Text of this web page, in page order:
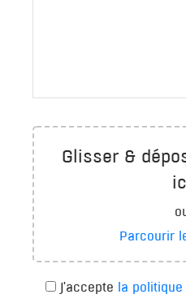
Glisser &
Parcourir
J'accepte la